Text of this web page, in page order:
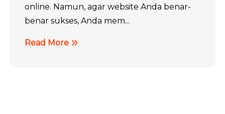
online. Namun, agar website Anda benar-
benar sukses, Anda mem...
Read More